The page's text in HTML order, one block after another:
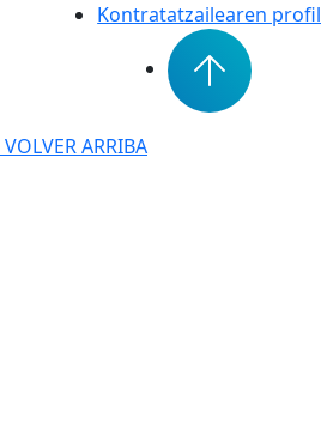
Kontratatzailearen profil
VOLVER ARRIBA